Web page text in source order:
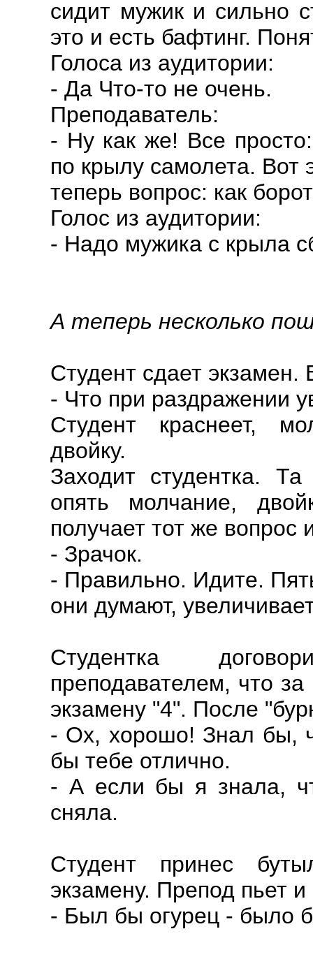
сидит мужик и сильно
это и есть бафтинг.
Голоса из аудитории:
- Да Что-то не очень.
Преподаватель:
- Ну как же! Все
по крылу самолета. Вот
теперь вопрос: как
Голос из аудитории:
- Надо мужика с крыла
А теперь несколько
Студент сдает экзамен.
- Что при раздражении
Студент краснеет,
двойку.
Заходит студентка.
опять молчание,
получает тот же вопрос
- Зрачок.
- Правильно. Идите.
они думают,
Студентка
преподавателем, что
экзамену "4". После
- Ох, хорошо! Знал бы,
бы тебе отлично.
- А если бы я знала,
сняла.
Студент принес
экзамену. Препод пьет и
- Был бы огурец - было